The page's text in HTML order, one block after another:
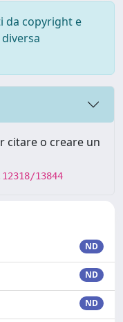
da copyright e
citare o creare un
13844
ND
ND
ND